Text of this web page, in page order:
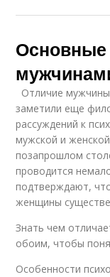
Отличие
заметили еще
рассуждений к
мужской и
позапрошлом
проводится
подтверждают,
женщины
Знать чем
обоим, чтобы
Особенности